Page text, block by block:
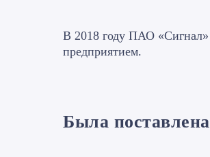
В 2018 году ПАО «Сигнал»
предприятием.
Была